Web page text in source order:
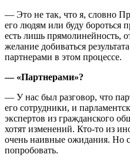
— Это не так, что я, словно
его людям или буду бороться
есть лишь прямолинейность,
желание добиваться
партнерами в этом процессе.
— «Партнерами»?
— У нас был разговор, что
его сотрудники, и
экспертов из гражданского
хотят изменений. Кто-то из
очень наивные ожидания. Но
попробовать.